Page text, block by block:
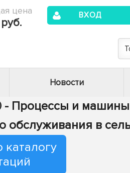
цена ВХОД
Новости
- Процессы и
обслуживания в